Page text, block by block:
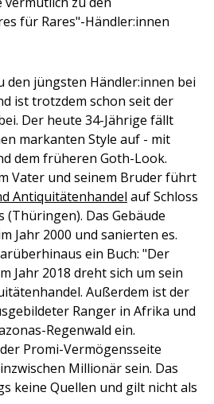
für Rares"-Händler:innen
den jüngsten Händler:innen bei
ist trotzdem schon seit der
Der heute 34-Jährige fällt
markanten Style auf - mit
dem früheren Goth-Look.
Vater und seinem Bruder führt
Antiquitätenhandel auf Schloss
(Thüringen). Das Gebäude
Jahr 2000 und sanierten es.
ein Buch: "Der
Jahr 2018 dreht sich um sein
Außerdem ist der
Ranger in Afrika und
Regenwald ein.
Promi-Vermögensseite
Millionär sein. Das
keine Quellen und gilt nicht als